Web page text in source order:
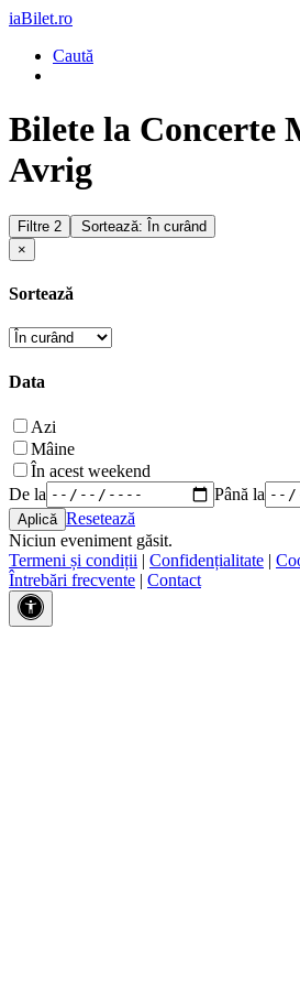
iaBilet.ro
Caută
Bilete la Concerte
Avrig
Filtre 2
Sortează: În curând
×
Sortează
Data
Azi
Mâine
În acest weekend
De la
Până la
Resetează
Niciun eveniment găsit.
Termeni și condiții | Confidențialitate |
Întrebări frecvente | Contact